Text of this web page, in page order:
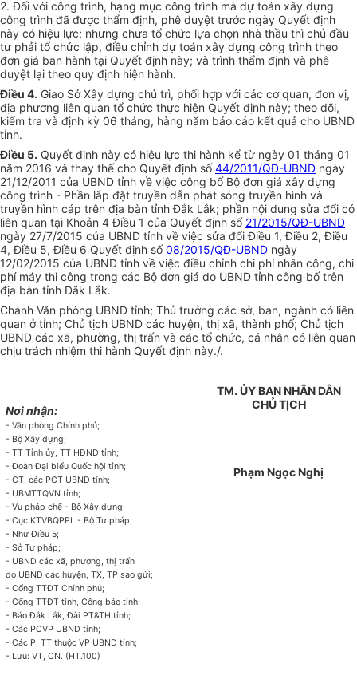
2. Đối với công trình, hạng mục công trình mà dự toán xây dựng
công trình đã được thẩm định, phê duyệt trước ngày Quyết định
này có hiệu lực; nhưng chưa tổ chức lựa chọn nhà thầu thì chủ đầu
tư phải tổ chức lập, điều chỉnh dự toán xây dựng công trình theo
đơn giá ban hành tại Quyết định này; và trình thẩm định và phê
duyệt lại theo quy định hiện hành.
Điều 4. Giao Sở Xây dựng chủ trì, phối hợp với các cơ quan, đơn vị,
địa phương liên quan tổ chức thực hiện Quyết định này; theo dõi,
kiểm tra và định kỳ 06 tháng, hàng năm báo cáo kết quả cho UBND
tỉnh.
Điều 5. Quyết định này có hiệu lực thi hành kể từ ngày 01 tháng 01
năm 2016 và thay thế cho Quyết định số44/2011/QĐ-UBND ngày
21/12/2011 của UBND tỉnh về việc công bố Bộ đơn giá xây dựng
công trình - Phần lắp đặt truyền dẫn phát sóng truyền hình và
truyền hình cáp trên địa bàn tỉnh Đắk Lắk; phần nội dung sửa đổi có
liên quan tại Khoản 4 Điều 1 của Quyết định số 21/2015/QĐ-UBND
ngày 27/7/2015 của UBND tỉnh về việc sửa đổi Điều 1, Điều 2, Điều
4, Điều 5, Điều 6 Quyết định số08/2015/QĐ-UBND ngày
12/02/2015 của UBND tỉnh về việc điều chỉnh chi phí nhân công, chi
phí máy thi công trong các Bộ đơn giá do UBND tỉnh công bố trên
địa bàn tỉnh Đắk Lắk.
Chánh Văn phòng UBND tỉnh; Thủ trưởng các sở, ban, ngành có liên
quan ở tỉnh; Chủ tịch UBND các huyện, thị xã, thành phố; Chủ tịch
UBND các xã, phường, thị trấn và các tổ chức, cá nhân có liên quan
chịu trách nhiệm thi hành Quyết định này./.
Nơi nhận:
- Văn phòng Chính phủ;
- Bộ Xây dựng;
- TT Tỉnh ủy, TT HĐND tỉnh;
- Đoàn Đại biểu Quốc hội tỉnh;
- CT, các PCT UBND tỉnh;
- UBMTTQVN tỉnh;
- Vụ pháp chế - Bộ Xây dựng;
- Cục KTVBQPPL - Bộ Tư pháp;
- Như Điều 5;
- Sở Tư pháp;
- UBND các xã, phường, thị trấn
do UBND các huyện, TX, TP sao gửi;
- Cổng TTĐT Chính phủ;
- Cổng TTĐT tỉnh, Công báo tỉnh;
- Báo Đắk Lắk, Đài PT&TH tỉnh;
- Các PCVP UBND tỉnh;
- Các P, TT thuộc VP UBND tỉnh;
- Lưu: VT, CN. (HT.100)
TM. ỦY BAN NHÂN DÂN
CHỦ TỊCH
Phạm Ngọc Nghị